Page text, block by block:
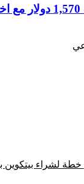
إيثيريوم يستقر قرب
بيتكوين بقيمة 30